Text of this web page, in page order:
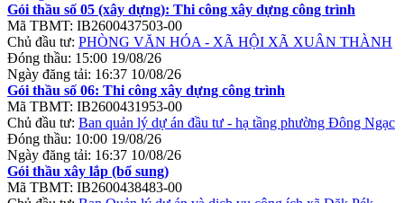
Gói thầu số 05 (xây dựng): Thi công xây dựng công trình
Mã TBMT: IB2600437503-00
Chủ đầu tư: PHÒNG VĂN HÓA - XÃ HỘI XÃ XUÂN THÀNH
Đóng thầu: 15:00 19/08/26
Ngày đăng tải: 16:37 10/08/26
Gói thầu số 06: Thi công xây dựng công trình
Mã TBMT: IB2600431953-00
Chủ đầu tư: Ban quản lý dự án đầu tư - hạ tầng phường Đông Ngạc
Đóng thầu: 10:00 19/08/26
Ngày đăng tải: 16:37 10/08/26
Gói thầu xây lắp (bổ sung)
Mã TBMT: IB2600438483-00